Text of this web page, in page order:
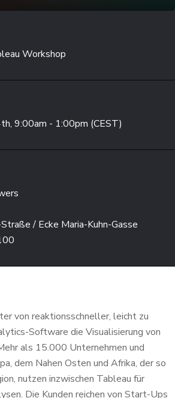
Workshop
9:00am - 1:00pm (CEST)
/ Ecke Maria-Kuhn-Gasse
von reaktionsschneller, leicht zu
Software die Visualisierung von
als 15.000 Unternehmen und
dem Nahen Osten und Afrika, der so
nutzen inzwischen Tableau für
Die Kunden reichen von Start-Ups